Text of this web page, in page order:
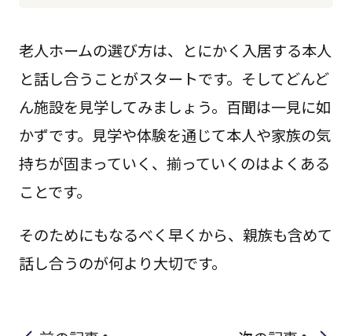
老人ホームの選び方は、とにかく入居する本人
と話し合うことがスタートです。そしてどんど
ん施設を見学してみましょう。百聞は一見に如
かずです。見学や体験を通じて本人や家族の気
持ちが固まっていく、揃っていくのはよくある
ことです。
そのためにもなるべく早くから、親族も含めて
話し合うのが何より大切です。